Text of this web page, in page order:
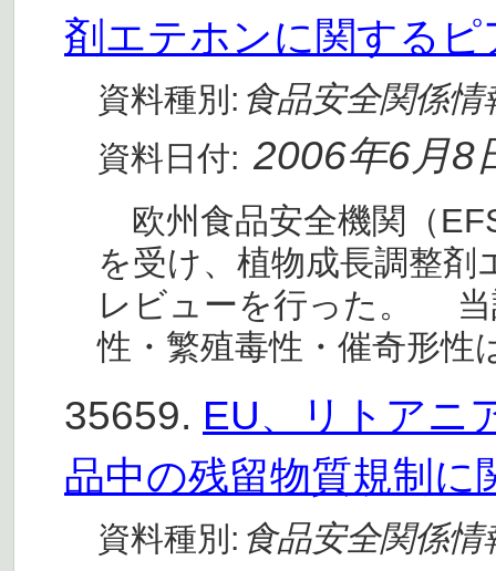
剤エテホンに関する
資料種別: 食品安全関係情
資料日付: 2006年6月8
欧州食品安全機関（
を受け、植物成長調整
レビューを行った。 当
性・繁殖毒性・催奇形性
35659. EU、リトアニ
品中の残留物質規制に
資料種別: 食品安全関係情